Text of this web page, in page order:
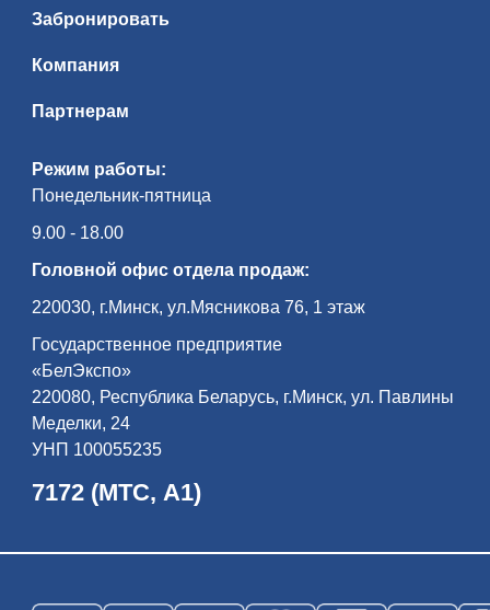
Режим работы:
Понедельник-пятница
9.00 - 18.00
Головной офис отдела продаж:
220030, г.Минск, ул.Мясникова 76, 1 этаж
Государственное предприятие
«БелЭкспо»
220080, Республика Беларусь, г.Минск, ул. Павлины
Меделки, 24
УНП 100055235
7172 (МТС, А1)
Забронировать
Компания
Партнерам